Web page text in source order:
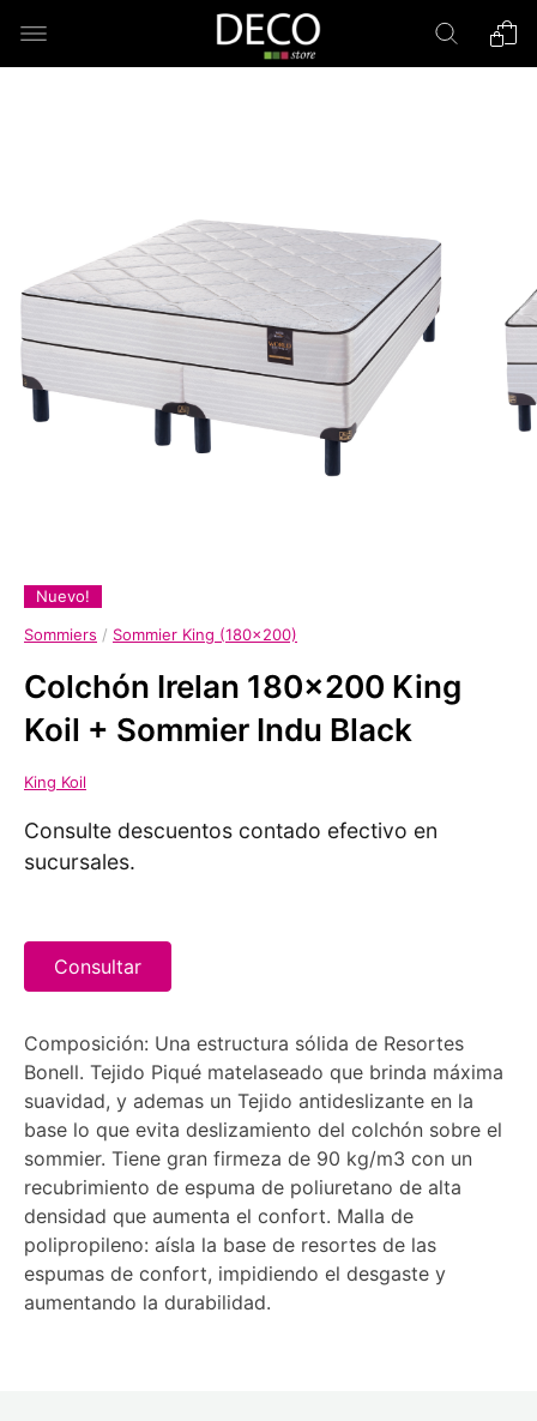
Nuevo!
Sommiers / Sommier King (180x200)
Colchón Irelan 180x200 King
Koil + Sommier Indu Black
King Koil
Consulte descuentos contado efectivo en
sucursales.
Consultar
Composición: Una estructura sólida de Resortes
Bonell. Tejido Piqué matelaseado que brinda máxima
suavidad, y ademas un Tejido antideslizante en la
base lo que evita deslizamiento del colchón sobre el
sommier. Tiene gran firmeza de 90 kg/m3 con un
recubrimiento de espuma de poliuretano de alta
densidad que aumenta el confort. Malla de
polipropileno: aísla la base de resortes de las
espumas de confort, impidiendo el desgaste y
aumentando la durabilidad.